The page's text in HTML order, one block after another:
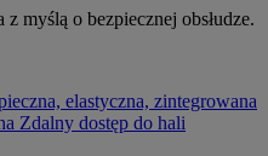
z myślą o bezpiecznej obsłudze.
elastyczna, zintegrowana
Zdalny dostęp do hali